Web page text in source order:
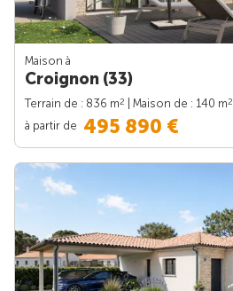
Maison à
Croignon (33)
Terrain de : 836 m2 | Maison de : 140 m2
à partir de 495 890 €